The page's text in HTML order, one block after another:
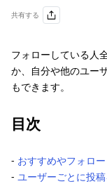
共有する
フォローしている人
か、自分や他のユー
もできます。
目次
- おすすめやフォロ
- ユーザーごとに投